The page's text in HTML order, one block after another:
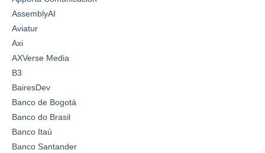
AssemblyAI
Aviatur
Axi
AXVerse Media
B3
BairesDev
Banco de Bogotá
Banco do Brasil
Banco Itaú
Banco Santander